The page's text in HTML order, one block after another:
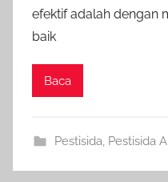
efektif adalah dengan
baik
Baca
Pestisida, Pestisida